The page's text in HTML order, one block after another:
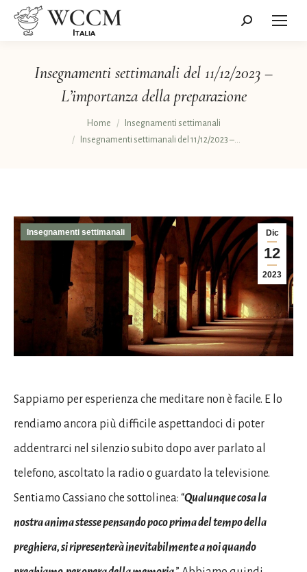
Cerca:
Insegnamenti settimanali del 11/12/2023 –
L’importanza della preparazione
Home
Insegnamenti settimanali
Insegnamenti settimanali del 11/12/2023 –…
Dic
12
2023
Insegnamenti settimanali
Sappiamo per esperienza che meditare non è facile. E lo
rendiamo ancora più difficile aspettandoci di poter
addentrarci nel silenzio subito dopo aver parlato al
telefono, ascoltato la radio o guardato la televisione.
Sentiamo Cassiano che sottolinea: “Qualunque cosa la
nostra anima stesse pensando poco prima del tempo della
preghiera, si ripresenterà inevitabilmente a noi quando